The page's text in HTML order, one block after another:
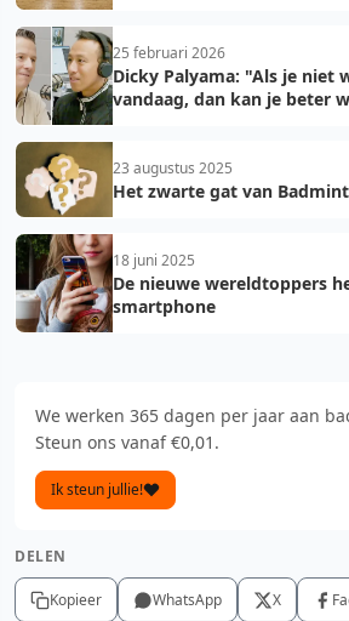
25 februari 2026
Dicky Palyama: "Als je niet
vandaag, dan kan je beter
23 augustus 2025
Het zwarte gat van
18 juni 2025
De nieuwe wereldtoppers
smartphone
We werken 365 dagen per jaar aan
Steun ons vanaf €0,01.
Ik steun jullie!
DELEN
Kopieer WhatsApp X